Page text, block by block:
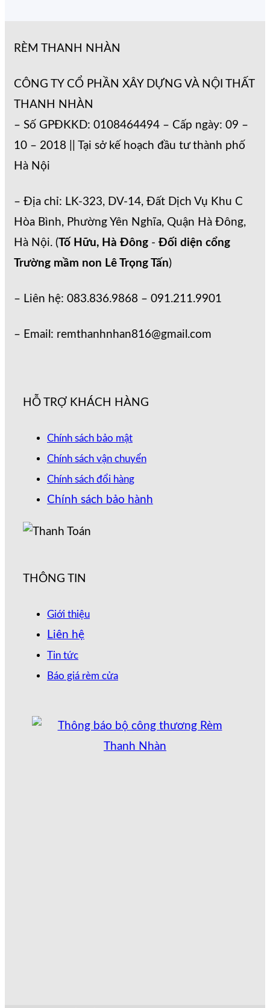
RÈM THANH NHÀN
CÔNG TY CỔ PHẦN XÂY DỰNG VÀ NỘI THẤT
THANH NHÀN
– Số GPĐKKD: 0108464494 – Cấp ngày: 09 –
10 – 2018 || Tại sở kế hoạch đầu tư thành phố
Hà Nội
– Địa chỉ: LK-323, DV-14, Đất Dịch Vụ Khu C
Hòa Bình, Phường Yên Nghĩa, Quận Hà Đông,
Hà Nội. (Tố Hữu, Hà Đông - Đối diện cổng
Trường mầm non Lê Trọng Tấn)
– Liên hệ: 083.836.9868 – 091.211.9901
– Email: remthanhnhan816@gmail.com
HỖ TRỢ KHÁCH HÀNG
Chính sách bảo mật
Chính sách vận chuyển
Chính sách đổi hàng
Chính sách bảo hành
THÔNG TIN
Giới thiệu
Liên hệ
Tin tức
Báo giá rèm cửa